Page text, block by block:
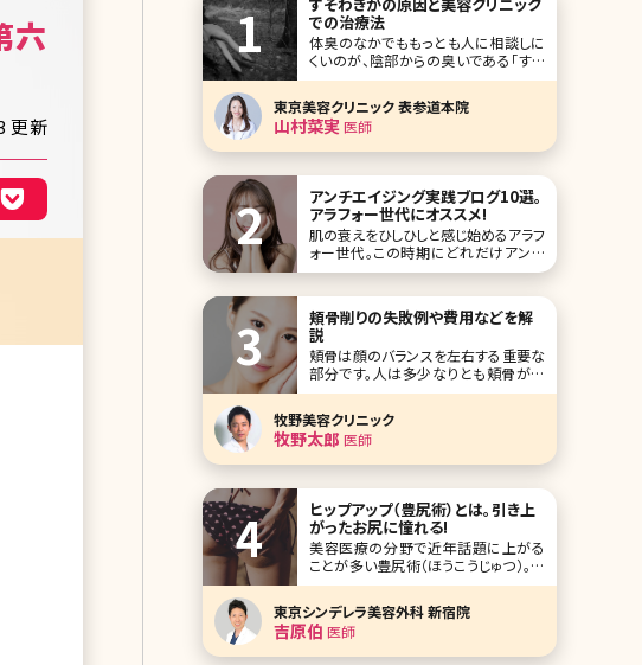
六
更新
での治療法
体臭のなかでももっとも人に相談しに
くいのが、陰部からの臭いである「すそ
わきが」です。わきの下の臭いと同様、
腋臭症（えきしゅうしょう）と呼ばれる症
状のひとつで原因もわきがと同じだと
言われています。 ここではすそわきがと
はどんな症状なのか、原因や治療方法
東京美容クリニック 表参道本院
山村菜実医師
アンチエイジング実践ブログ10選。
アラフォー世代にオススメ!
肌の衰えをひしひしと感じ始めるアラフ
ォー世代。この時期にどれだけアンチ
エイジング対策を行うかで、2年後、3年
しっかりと対策を取っておきたいもの。
ここでは、美の追求に余念がないアラフ
ォー世代の皆さんが実践しているアン
チエイジング対策をご紹介しているブ
ログを10選
頬骨削りの失敗例や費用などを解
説
頬骨は顔のバランスを左右する重要な
部分です。人は多少なりとも頬骨が出
ているものですが、過度に突出した頬
を大きく見せてしまう原因にもなりま
す。しかし骨の手術は大がかりでリスク
が伴うこともあり、なかなか手術に踏
牧野美容クリニック
牧野太郎 医師
ヒップアップ（豊尻術）とは。引き上
がったお尻に憧れる!
美容医療の分野で近年話題に上がる
ことが多い豊尻術（ほうこうじゅつ）。垂
れ下がったお尻を引き上げたい、お尻
自体を大きくしたい、お尻の形をよくし
たいなどのお悩みに対して豊尻術を行
います。 本記事では豊尻術を検討して
いる方において最も悩みが深いであろ
東京シンデレラ美容外科 新宿院
吉原伯 医師